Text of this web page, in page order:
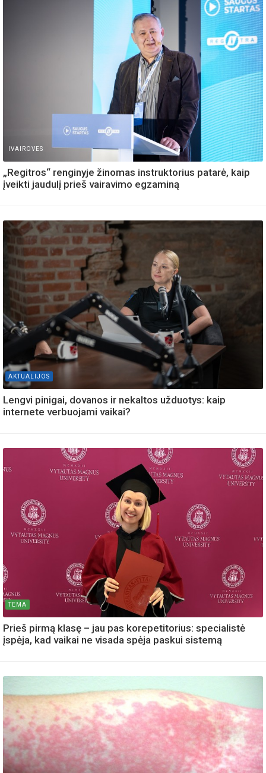
IVAIROVES
„Regitros“ renginyje žinomas instruktorius patarė, kaip
įveikti jaudulį prieš vairavimo egzaminą
AKTUALIJOS
Lengvi pinigai, dovanos ir nekaltos užduotys: kaip
internete verbuojami vaikai?
TEMA
Prieš pirmą klasę – jau pas korepetitorius: specialistė
įspėja, kad vaikai ne visada spėja paskui sistemą